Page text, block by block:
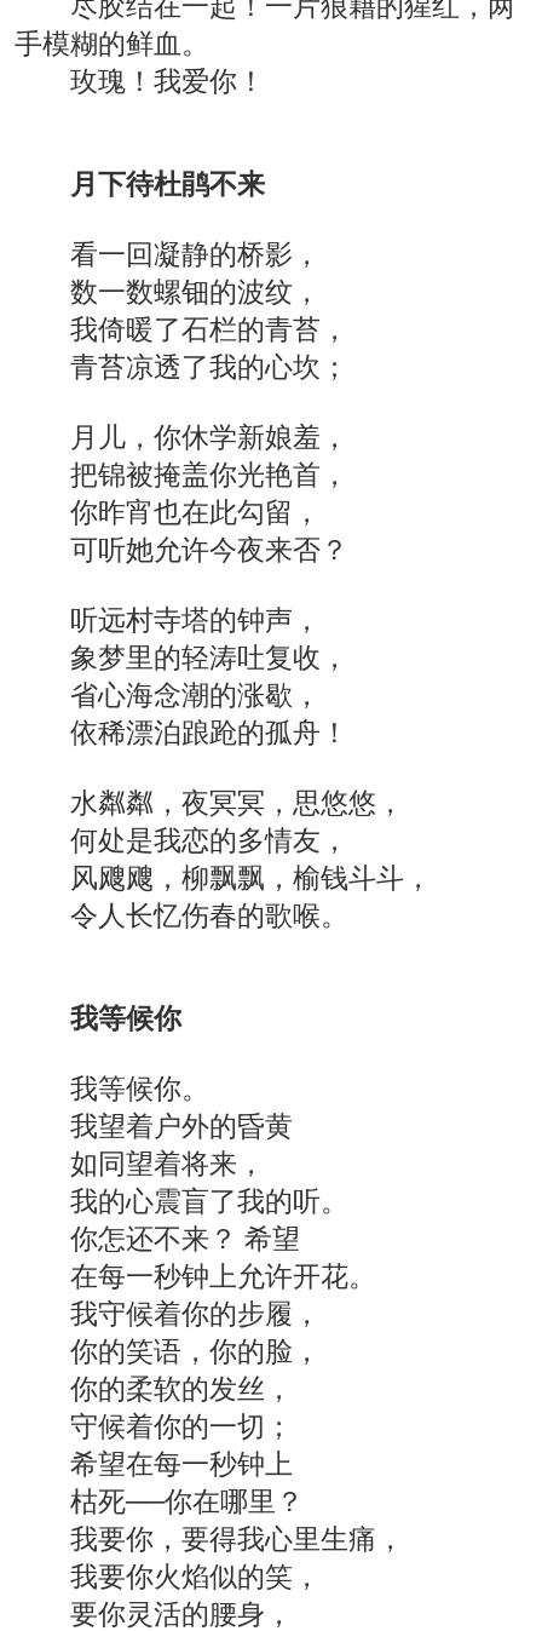
手模糊的鲜血。
玫瑰！我爱你！
月下待杜鹃不来
看一回凝静的桥影，
数一数螺钿的波纹，
我倚暖了石栏的青苔，
青苔凉透了我的心坎；
月儿，你休学新娘羞，
把锦被掩盖你光艳首，
你昨宵也在此勾留，
可听她允许今夜来否？
听远村寺塔的钟声，
象梦里的轻涛吐复收，
省心海念潮的涨歇，
依稀漂泊踉跄的孤舟！
水粼粼，夜冥冥，思悠悠，
何处是我恋的多情友，
风飕飕，柳飘飘，榆钱斗斗，
令人长忆伤春的歌喉。
我等候你
我等候你。
我望着户外的昏黄
如同望着将来，
我的心震盲了我的听。
你怎还不来？ 希望
在每一秒钟上允许开花。
我守候着你的步履，
你的笑语，你的脸，
你的柔软的发丝，
守候着你的一切；
希望在每一秒钟上
枯死──你在哪里？
我要你，要得我心里生痛，
我要你火焰似的笑，
要你灵活的腰身，